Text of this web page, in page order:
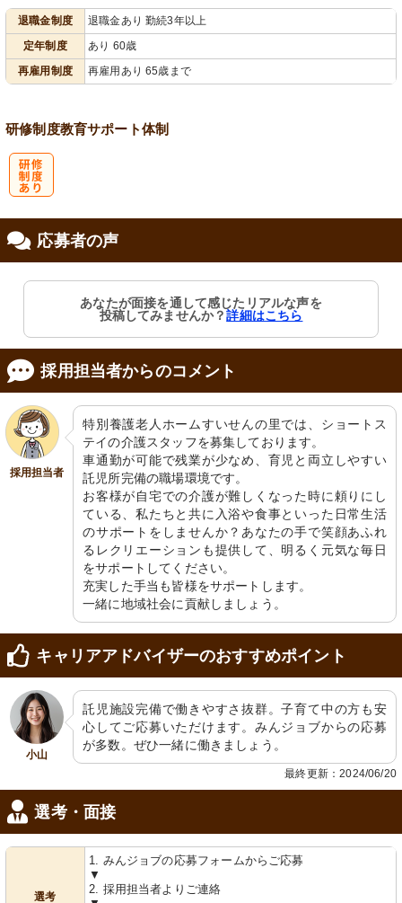
退職金制度
退職金あり 勤続3年以上
定年制度
あり 60歳
再雇用制度
再雇用あり 65歳まで
研修制度教育サポート体制
応募者の声
あなたが面接を通して感じたリアルな声を
投稿してみませんか？詳細はこちら
採用担当者からのコメント
採用担当者
特別養護老人ホームすいせんの里では、ショートス
テイの介護スタッフを募集しております。
車通勤が可能で残業が少なめ、育児と両立しやすい
託児所完備の職場環境です。
お客様が自宅での介護が難しくなった時に頼りにし
ている、私たちと共に入浴や食事といった日常生活
のサポートをしませんか？あなたの手で笑顔あふれ
るレクリエーションも提供して、明るく元気な毎日
をサポートしてください。
充実した手当も皆様をサポートします。
一緒に地域社会に貢献しましょう。
キャリアアドバイザーのおすすめポイント
小山
託児施設完備で働きやすさ抜群。子育て中の方も安
心してご応募いただけます。みんジョブからの応募
が多数。ぜひ一緒に働きましょう。
最終更新：2024/06/20
選考・面接
選考
1. みんジョブの応募フォームからご応募
▼
2. 採用担当者よりご連絡